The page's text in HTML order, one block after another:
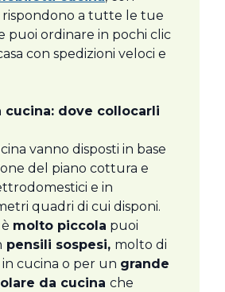
a tutte le tue
puoi ordinare in pochi clic
con spedizioni veloci e
cucina: dove collocarli
vanno disposti in base
del piano cottura e
e in
quadri di cui disponi.
è molto piccola puoi
pensili sospesi, molto di
cucina o per un grande
da cucina che